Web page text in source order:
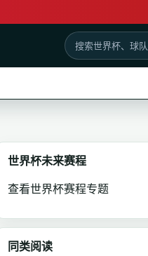
世界杯未来赛程
查看世界杯赛程专题
同类阅读